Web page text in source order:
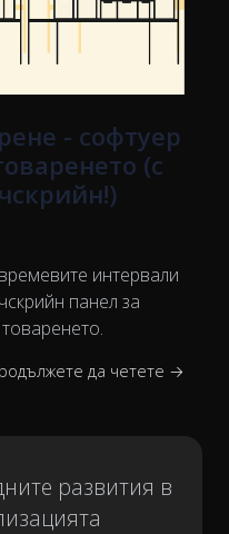
- софтуер
(с
интервали
панел за
да четете →
развития в